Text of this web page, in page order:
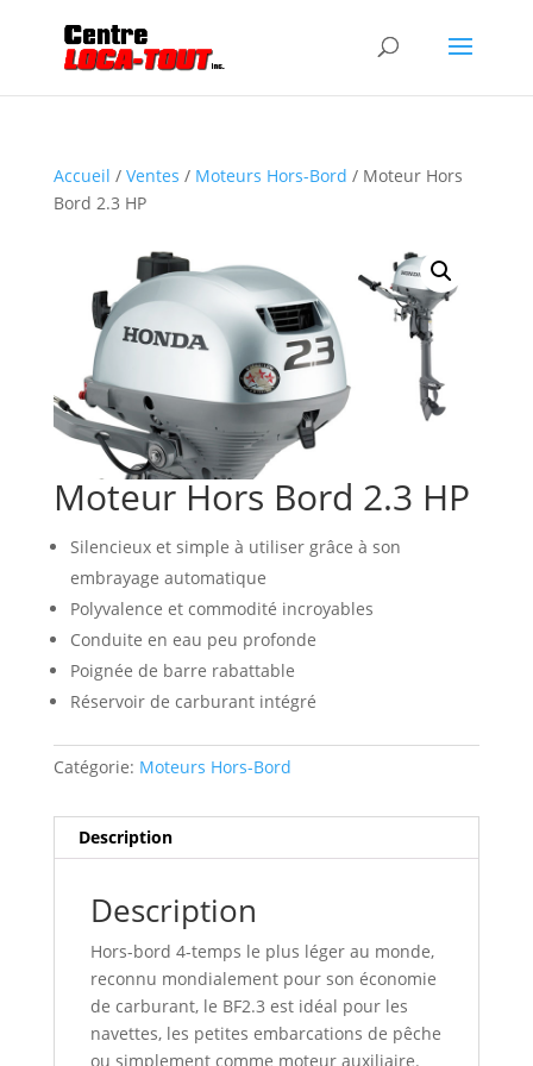
Accueil / Ventes / Moteurs Hors-Bord / Moteur Hors
Bord 2.3 HP
Moteur Hors Bord 2.3 HP
Silencieux et simple à utiliser grâce à son
embrayage automatique
Polyvalence et commodité incroyables
Conduite en eau peu profonde
Poignée de barre rabattable
Réservoir de carburant intégré
Catégorie: Moteurs Hors-Bord
Description
Description
Hors-bord 4-temps le plus léger au monde,
reconnu mondialement pour son économie
de carburant, le BF2.3 est idéal pour les
navettes, les petites embarcations de pêche
ou simplement comme moteur auxiliaire.